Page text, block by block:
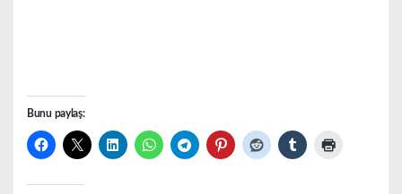
Bunu paylaş: